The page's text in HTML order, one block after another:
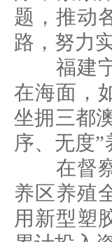
题，推动
路，努力
福建宁
在海面，
坐拥三都
序、无度”
在督察
养区养殖
用新型塑